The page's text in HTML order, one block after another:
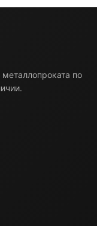
по